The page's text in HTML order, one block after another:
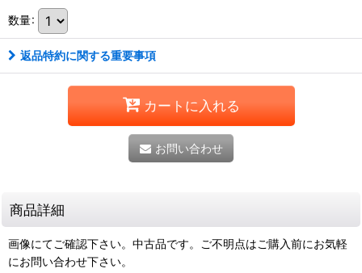
数量:
返品特約に関する重要事項
カートに入れる
お問い合わせ
商品詳細
画像にてご確認下さい。中古品です。ご不明点はご購入前にお気軽
にお問い合わせ下さい。